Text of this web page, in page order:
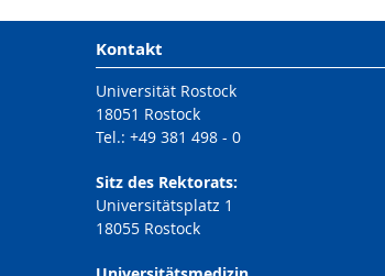
Kontakt
Universität Rostock
18051 Rostock
Tel.: +49 381 498 - 0
Sitz des Rektorats:
Universitätsplatz 1
18055 Rostock